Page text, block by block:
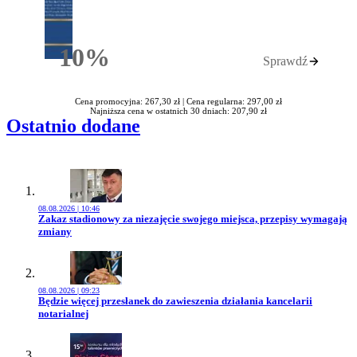
10%Rabatu Sprawdź
Cena promocyjna: 267,30 zł | Cena regularna: 297,00 zł
Najniższa cena w ostatnich 30 dniach: 207,90 zł
Ostatnio dodane
08.08.2026 | 10:46
Przejdź do artykułu:
Zakaz stadionowy za niezajęcie swojego miejsca, przepisy wymagają
zmiany
08.08.2026 | 09:23
Przejdź do artykułu:
Będzie więcej przesłanek do zawieszenia działania kancelarii
notarialnej